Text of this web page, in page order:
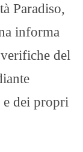
Paradiso,
informa
del
e dei propri